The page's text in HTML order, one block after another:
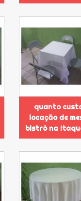
quanto
locação de
bistrô na